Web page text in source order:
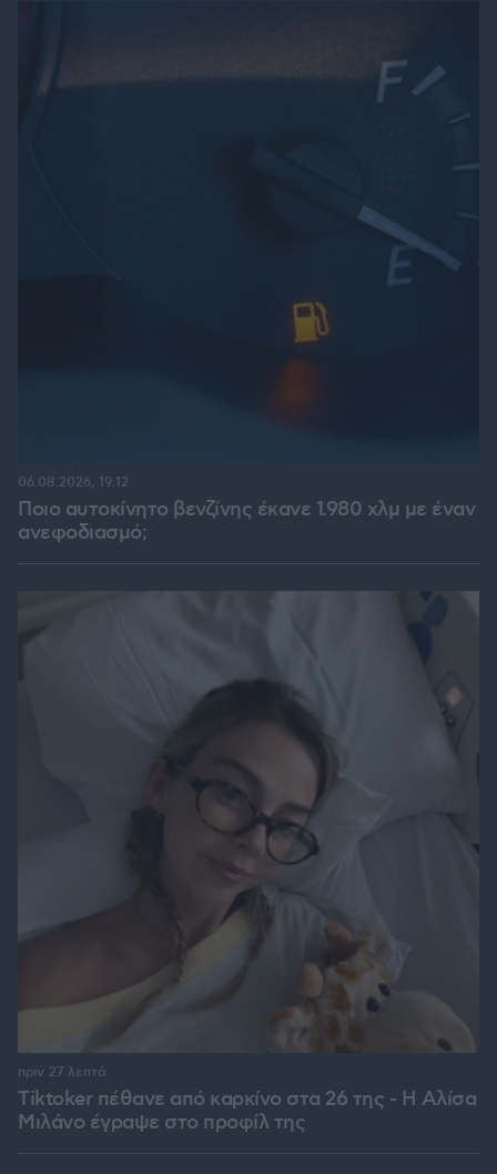
Ποιο αυτοκίνητο βενζίνης έκανε 1.980 χλμ με έναν
ανεφοδιασμό;
06.08.2026, 19:12
Tiktoker πέθανε από καρκίνο στα 26 της - Η Αλίσα
Μιλάνο έγραψε στο προφίλ της
πριν 27 λεπτά